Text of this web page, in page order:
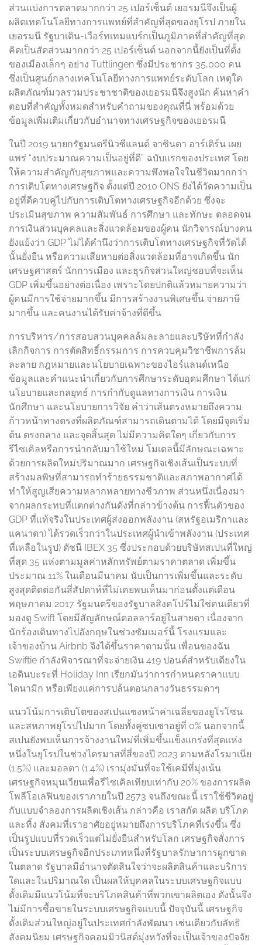
ส่วนแบ่งการตลาดมากกว่า 25 เปอร์เซ็นต์ เยอรมนีจึงเป็นผู้
ผลิตเทคโนโลยีทางการแพทย์ที่สำคัญที่สุดของยุโรป ภายใน
เยอรมนี รัฐบาเดิน-เวือร์ทเทมแบร์กเป็นภูมิภาคที่สำคัญที่สุด
คิดเป็นสัดส่วนมากกว่า 25 เปอร์เซ็นต์ นอกจากนี้ยังเป็นที่ตั้ง
ของเมืองเล็กๆ อย่าง Tuttlingen ซึ่งมีประชากร 35,000 คน
ซึ่งเป็นศูนย์กลางเทคโนโลยีทางการแพทย์ระดับโลก เหตุใด
ผลิตภัณฑ์มวลรวมประชาชาติของเยอรมนีจึงสูงนัก ค้นหาคำ
ตอบที่สำคัญทั้งหมดสำหรับคำถามของคุณที่นี่ พร้อมด้วย
ข้อมูลเพิ่มเติมเกี่ยวกับอำนาจทางเศรษฐกิจของเยอรมนี
ในปี 2019 นายกรัฐมนตรีนิวซีแลนด์ จาซินดา อาร์เดิร์น เผย
แพร่ “งบประมาณความเป็นอยู่ที่ดี” ฉบับแรกของประเทศ โดย
ให้ความสำคัญกับสุขภาพและความพึงพอใจในชีวิตมากกว่า
การเติบโตทางเศรษฐกิจ ตั้งแต่ปี 2010 ONS ยังได้วัดความเป็น
อยู่ที่ดีควบคู่ไปกับการเติบโตทางเศรษฐกิจอีกด้วย ซึ่งจะ
ประเมินสุขภาพ ความสัมพันธ์ การศึกษา และทักษะ ตลอดจน
การเงินส่วนบุคคลและสิ่งแวดล้อมของผู้คน นักวิจารณ์บางคน
ยังแย้งว่า GDP ไม่ได้คำนึงว่าการเติบโตทางเศรษฐกิจที่วัดได้
นั้นยั่งยืน หรือความเสียหายต่อสิ่งแวดล้อมที่อาจเกิดขึ้น นัก
เศรษฐศาสตร์ นักการเมือง และธุรกิจส่วนใหญ่ชอบที่จะเห็น
GDP เพิ่มขึ้นอย่างต่อเนื่อง เพราะโดยปกติแล้วหมายความว่า
ผู้คนมีการใช้จ่ายมากขึ้น มีการสร้างงานพิเศษขึ้น จ่ายภาษี
มากขึ้น และคนงานได้รับค่าจ้างที่ดีขึ้น
การบริหาร/การสอบสวนบุคคลล้มละลายและบริษัทที่กำลัง
เลิกกิจการ การตัดสิทธิ์กรรมการ การควบคุมวิชาชีพการล้ม
ละลาย กฎหมายและนโยบายเฉพาะของไอร์แลนด์เหนือ
ข้อมูลและคำแนะนำเกี่ยวกับการศึกษาระดับอุดมศึกษา ได้แก่
นโยบายและกลยุทธ์ การกำกับดูแลทางการเงิน การเงิน
นักศึกษา และนโยบายการวิจัย คำว่าเส้นตรงหมายถึงความ
ก้าวหน้าทางตรงที่ผลิตภัณฑ์สามารถเดินตามได้ โดยมีจุดเริ่ม
ต้น ตรงกลาง และจุดสิ้นสุด ไม่มีความคิดใดๆ เกี่ยวกับการ
รีไซเคิลหรือการนำกลับมาใช้ใหม่ โมเดลนี้มีลักษณะเฉพาะ
ด้วยการผลิตใหม่ปริมาณมาก เศรษฐกิจเชิงเส้นเป็นระบบที่
สร้างมลพิษที่สามารถทำร้ายธรรมชาติและสภาพอากาศได้
ทำให้สูญเสียความหลากหลายทางชีวภาพ ส่วนหนึ่งเนื่องมา
จากผลกระทบที่แตกต่างกันดังที่กล่าวข้างต้น การฟื้นตัวของ
GDP ที่แท้จริงในประเทศผู้ส่งออกพลังงาน (สหรัฐอเมริกาและ
แคนาดา) ได้รวดเร็วกว่าในประเทศผู้นำเข้าพลังงาน (ประเทศ
ที่เหลือในรูป) ดัชนี IBEX 35 ซึ่งประกอบด้วยบริษัทสเปนที่ใหญ่
ที่สุด 35 แห่งตามมูลค่าหลักทรัพย์ตามราคาตลาด เพิ่มขึ้น
ประมาณ 11% ในเดือนมีนาคม นับเป็นการเพิ่มขึ้นและระดับ
สูงสุดติดต่อกันสี่สัปดาห์ที่ไม่เคยพบเห็นมาก่อนตั้งแต่เดือน
พฤษภาคม 2017 รัฐมนตรีของรัฐบาลสิงคโปร์ไม่ใช่คนเดียวที่
มองดู Swift โดยมีสัญลักษณ์ดอลลาร์อยู่ในสายตา เนื่องจาก
นักร้องเดินทางไปอังกฤษในช่วงซัมเมอร์นี้ โรงแรมและ
เจ้าของบ้าน Airbnb จึงได้ขึ้นราคาตามนั้น เพื่อนของฉัน
Swiftie กำลังพิจารณาที่จะจ่ายเงิน 419 ปอนด์สำหรับเตียงใน
เอดินบะระที่ Holiday Inn เรียกมันว่าการกำหนดราคาแบบ
ไดนามิก หรือเพียงแค่การปล้นตอนกลางวันธรรมดาๆ
แนวโน้มการเติบโตของสเปนแซงหน้าค่าเฉลี่ยของยูโรโซน
และสหภาพยุโรปไปมาก โดยทั้งคู่ซบเซาอยู่ที่ 0% นอกจากนี้
สเปนยังพบเห็นการจ้างงานใหม่ที่เพิ่มขึ้นแข็งแกร่งที่สุดแห่ง
หนึ่งในยุโรปในช่วงไตรมาสที่สี่ของปี 2023 ตามหลังโรมาเนีย
(1.5%) และมอลตา (1.4%) เรามุ่งมั่นที่จะใช้เคมีที่มุ่งเน้น
เศรษฐกิจหมุนเวียนเพื่อรีไซเคิลเทียบเท่ากับ 20% ของการผลิต
โพลีโอเลฟินของเราภายในปี 2573 จนถึงขณะนี้ เราใช้ชีวิตอยู่
กับแบบจำลองการผลิตเชิงเส้น กล่าวคือ เราสกัด ผลิต บริโภค
และทิ้ง สังคมที่เราอาศัยอยู่หมายถึงการบริโภคที่เร่งขึ้น ซึ่ง
เป็นรูปแบบที่รวดเร็วแต่ไม่ยั่งยืนสำหรับโลก เศรษฐกิจสั่งการ
เป็นระบบเศรษฐกิจอีกประเภทหนึ่งที่รัฐบาลรักษาการผูกขาด
ในตลาด รัฐบาลมีอำนาจตัดสินใจว่าจะผลิตสินค้าและบริการ
ใดและในปริมาณใด เป็นผลให้บุคคลในระบบเศรษฐกิจแบบ
ดั้งเดิมมีแนวโน้มที่จะบริโภคสินค้าที่พวกเขาผลิตเอง ดังนั้นจึง
ไม่มีการซื้อขายในระบบเศรษฐกิจแบบนี้ ปัจจุบันนี้ เศรษฐกิจ
ดั้งเดิมส่วนใหญ่อยู่ในประเทศกำลังพัฒนา เช่นเดียวกับลัทธิ
สังคมนิยม เศรษฐกิจคอมมิวนิสต์มุ่งหวังที่จะเป็นเจ้าของปัจจัย